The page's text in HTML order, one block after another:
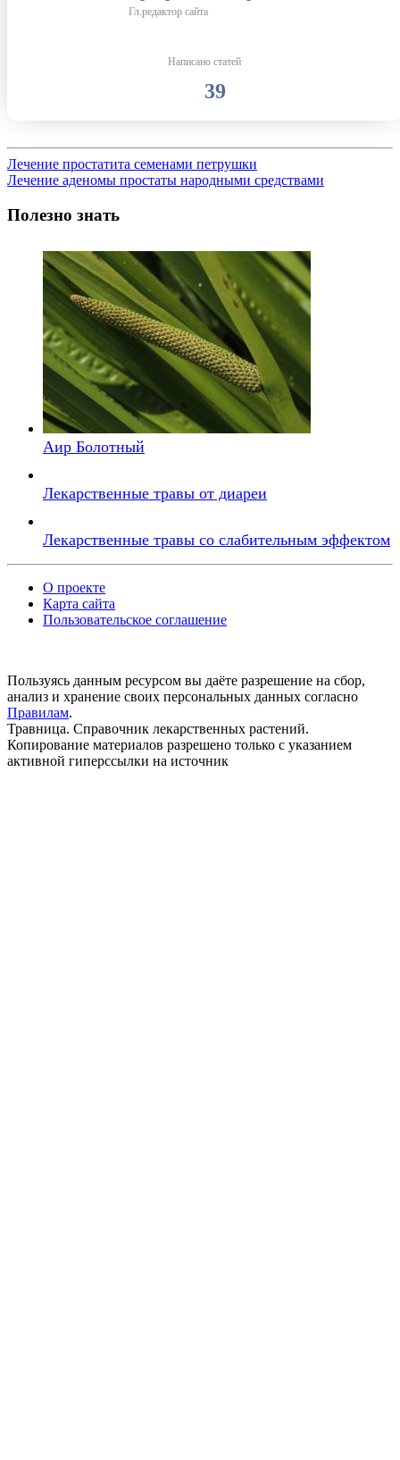
Гл.редактор сайта
Написано статей
39
Лечение простатита семенами петрушки
Лечение аденомы простаты народными средствами
Полезно знать
Аир Болотный
Лекарственные травы от диареи
Лекарственные травы со слабительным эффектом
О проекте
Карта сайта
Пользовательское соглашение
Пользуясь данным ресурсом вы даёте разрешение на сбор,
анализ и хранение своих персональных данных согласно
Правилам.
Травница. Справочник лекарственных растений.
Копирование материалов разрешено только с указанием
активной гиперссылки на источник